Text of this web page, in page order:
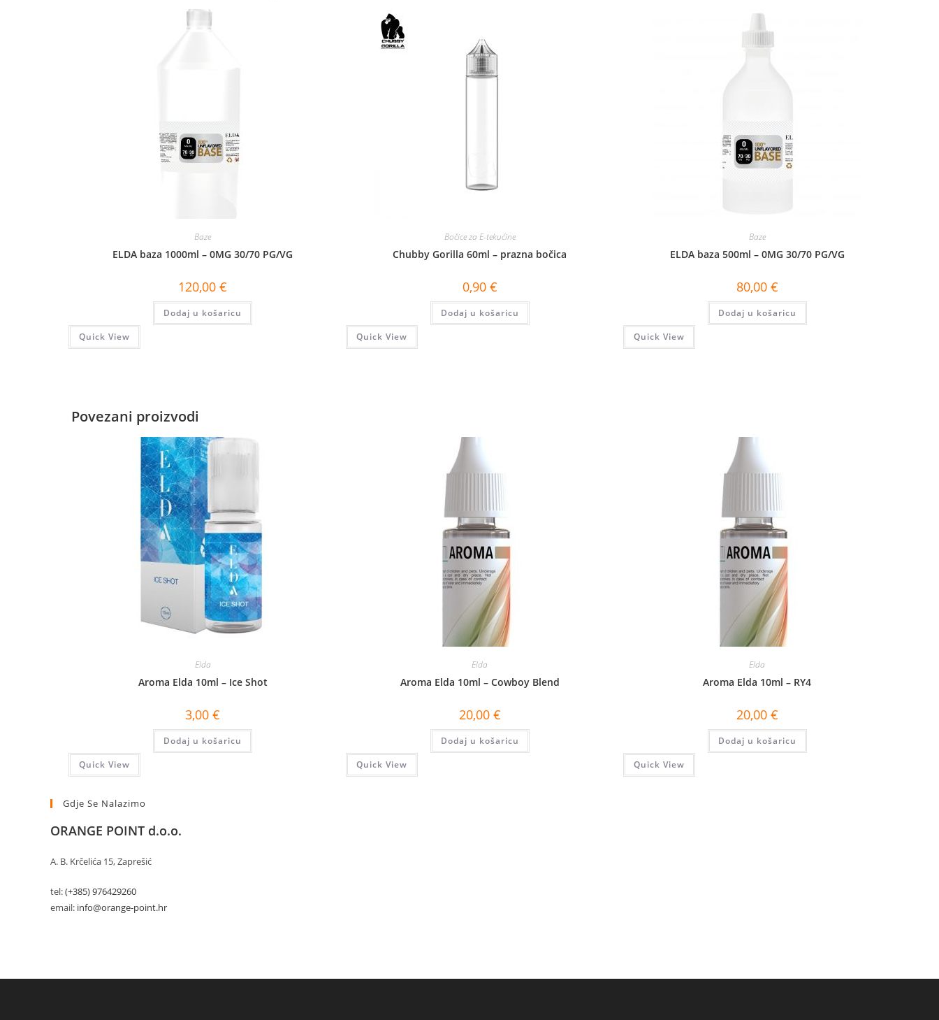
Baze
ELDA baza 1000ml – 0MG 30/70 PG/VG
120,00€
Dodaj u košaricu
Quick View
Bočice za E-tekućine
Chubby Gorilla 60ml – prazna bočica
0,90 €
Dodaj u košaricu
Quick View
Baze
ELDA baza 500ml – 0MG 30/70 PG/VG
80,00 €
Dodaj u košaricu
Quick View
Povezani proizvodi
Elda
Aroma Elda 10ml – Ice Shot
3,00€
Dodaj u košaricu
Quick View
Elda
Aroma Elda 10ml – Cowboy Blend
20,00 €
Dodaj u košaricu
Quick View
Elda
Aroma Elda 10ml – RY4
20,00 €
Dodaj u košaricu
Quick View
Gdje Se Nalazimo
ORANGE POINT d.o.o.
A. B. Krčelića 15, Zaprešić
tel:(+385) 976429260
email: info@orange-point.hr